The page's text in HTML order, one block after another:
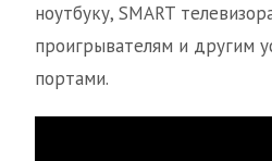
ноутбуку, SMART
проигрывателям и другим
портами.